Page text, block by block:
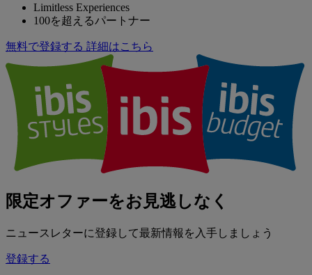
Limitless Experiences
100を超えるパートナー
無料で登録する 詳細はこちら
限定オファーをお見逃しなく
ニュースレターに登録して最新情報を入手しましょう
登録する